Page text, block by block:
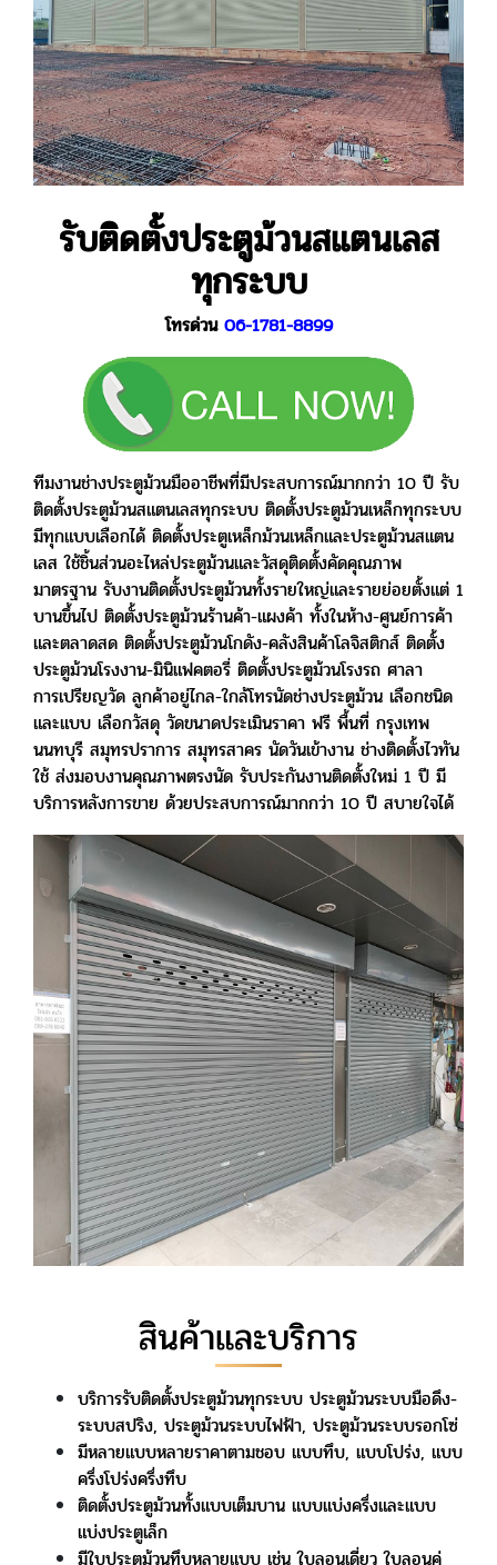
รับติดตั้งประตูม้วนสแตนเลส
ทุกระบบ
โทรด่วน 06-1781-8899
ทีมงานช่างประตูม้วนมืออาชีพที่มีประสบการณ์มากกว่า 10 ปี รับ
ติดตั้งประตูม้วนสแตนเลสทุกระบบ ติดตั้งประตูม้วนเหล็กทุกระบบ
มีทุกแบบเลือกได้ ติดตั้งประตูเหล็กม้วนเหล็กและประตูม้วนสแตน
เลส ใช้ชิ้นส่วนอะไหล่ประตูม้วนและวัสดุติดตั้งคัดคุณภาพ
มาตรฐาน รับงานติดตั้งประตูม้วนทั้งรายใหญ่และรายย่อยตั้งแต่ 1
บานขึ้นไป ติดตั้งประตูม้วนร้านค้า-แผงค้า ทั้งในห้าง-ศูนย์การค้า
และตลาดสด ติดตั้งประตูม้วนโกดัง-คลังสินค้าโลจิสติกส์ ติดตั้ง
ประตูม้วนโรงงาน-มินิแฟคตอรี่ ติดตั้งประตูม้วนโรงรถ ศาลา
การเปรียญวัด ลูกค้าอยู่ไกล-ใกล้โทรนัดช่างประตูม้วน เลือกชนิด
และแบบ เลือกวัสดุ วัดขนาดประเมินราคา ฟรี พื้นที่ กรุงเทพ
นนทบุรี สมุทรปราการ สมุทรสาคร นัดวันเข้างาน ช่างติดตั้งไวทัน
ใช้ ส่งมอบงานคุณภาพตรงนัด รับประกันงานติดตั้งใหม่ 1 ปี มี
บริการหลังการขาย ด้วยประสบการณ์มากกว่า 10 ปี สบายใจได้
สินค้าและบริการ
บริการรับติดตั้งประตูม้วนทุกระบบ ประตูม้วนระบบมือดึง-
ระบบสปริง, ประตูม้วนระบบไฟฟ้า, ประตูม้วนระบบรอกโซ่
มีหลายแบบหลายราคาตามชอบ แบบทึบ, แบบโปร่ง, แบบ
ครึ่งโปร่งครึ่งทึบ
ติดตั้งประตูม้วนทั้งแบบเต็มบาน แบบแบ่งครึ่งและแบบ
แบ่งประตูเล็ก
มีใบประตูม้วนทึบหลายแบบ เช่น ใบลอนเดี่ยว ใบลอนคู่